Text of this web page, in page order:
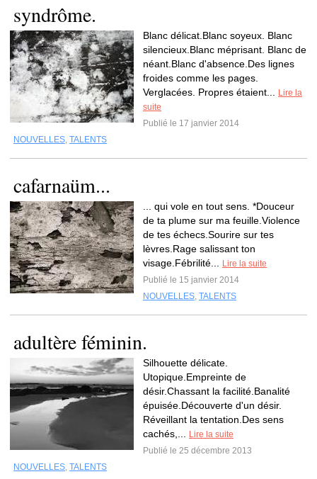
syndrôme.
Blanc délicat.Blanc soyeux. Blanc
silencieux.Blanc méprisant. Blanc de
néant.Blanc d'absence.Des lignes
froides comme les pages.
Verglacées. Propres étaient...
Lire la
suite
Publié le 17 janvier 2014
NOUVELLES, TALENTS
cafarnaüm...
... qui vole en tout sens. *Douceur
de ta plume sur ma feuille.Violence
de tes échecs.Sourire sur tes
lèvres.Rage salissant ton
visage.Fébrilité...
Lire la suite
Publié le 15 janvier 2014
NOUVELLES, TALENTS
adultère féminin.
Silhouette délicate.
Utopique.Empreinte de
désir.Chassant la facilité.Banalité
épuisée.Découverte d'un désir.
Réveillant la tentation.Des sens
cachés,...
Lire la suite
Publié le 25 décembre 2013
NOUVELLES, TALENTS